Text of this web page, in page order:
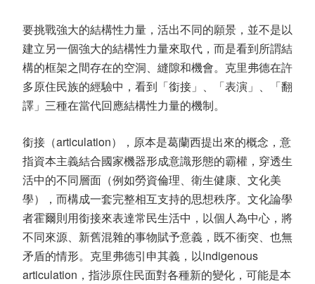
要挑戰強大的結構性力量，活出不同的願景，並不是以
建立另一個強大的結構性力量來取代，而是看到所謂結
構的框架之間存在的空洞、縫隙和機會。克里弗德在許
多原住民族的經驗中，看到「銜接」、「表演」、「翻
譯」三種在當代回應結構性力量的機制。
銜接（articulation），原本是葛蘭西提出來的概念，意
指資本主義結合國家機器形成意識形態的霸權，穿透生
活中的不同層面（例如勞資倫理、衛生健康、文化美
學），而構成一套完整相互支持的思想秩序。文化論學
者霍爾則用銜接來表達常民生活中，以個人為中心，將
不同來源、新舊混雜的事物賦予意義，既不衝突、也無
矛盾的情形。克里弗德引申其義，以indigenous
articulation ，指涉原住民面對各種新的變化，可能是本